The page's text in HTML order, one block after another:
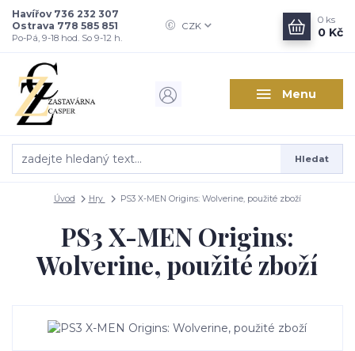
Menu
CZK
Hledat
Havířov 736 232 307
Ostrava 778 585 851
Po-Pá, 9-18 hod. So 9-12 h.
0 ks
0 Kč
Úvod Hry PS3 X-MEN Origins: Wolverine, použité zboží
PS3 X-MEN Origins:
Wolverine, použité zboží